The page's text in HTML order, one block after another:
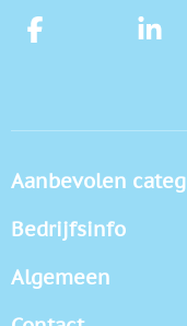
Aanbevolen
Bedrijfsinfo
Algemeen